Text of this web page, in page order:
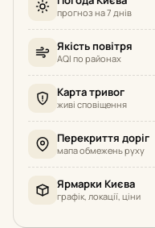
прогноз на 7 днів
Якість повітря
AQI по районах
Карта тривог
живі сповіщення
Перекриття доріг
мапа обмежень руху
Ярмарки Києва
графік, локації, ціни